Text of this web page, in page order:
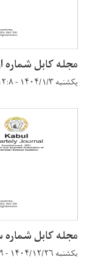
مجله کابل شماره
یکشنبه ۱۴۰۴/۱/۳ - ۱۲:۸
مجله کابل شماره
یکشنبه ۱۴۰۴/۱۲/۲۶ - ۱۱:۳۹